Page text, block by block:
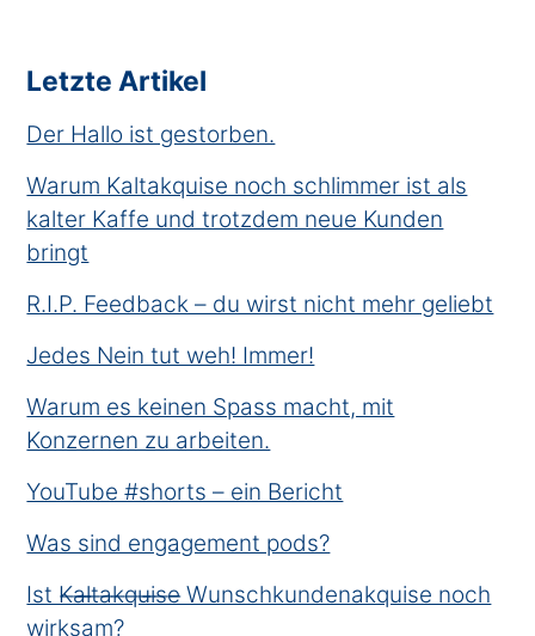
Letzte Artikel
Der Hallo ist gestorben.
Warum Kaltakquise noch schlimmer ist als
kalter Kaffe und trotzdem neue Kunden
bringt
R.I.P. Feedback – du wirst nicht mehr geliebt
Jedes Nein tut weh! Immer!
Warum es keinen Spass macht, mit
Konzernen zu arbeiten.
YouTube #shorts – ein Bericht
Was sind engagement pods?
Ist K̶a̶l̶t̶a̶k̶q̶u̶i̶s̶e̶ Wunschkundenakquise noch
wirksam?